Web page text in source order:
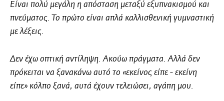
Είναι πολύ μεγάλη η απόσταση μεταξύ εξυπνακισμού και
πνεύματος. Το πρώτο είναι απλά καλλισθενική γυμναστική
με λέξεις.
Δεν έχω οπτική αντίληψη. Ακούω πράγματα. Αλλά δεν
πρόκειται να ξανακάνω αυτό το «εκείνος είπε - εκείνη
είπε» κόλπο ξανά, αυτά έχουν τελειώσει, αγάπη μου.